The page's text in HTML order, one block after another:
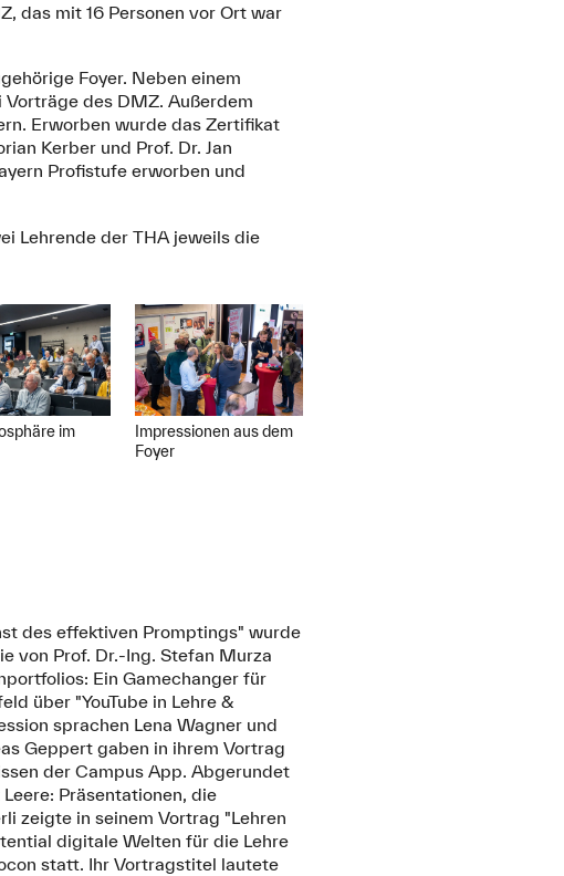
das mit 16 Personen vor Ort war
Foyer. Neben einem
des DMZ. Außerdem
Erworben wurde das Zertifikat
Kerber und Prof. Dr. Jan
Profistufe erworben und
Lehrende der THA jeweils die
im
Impressionen aus dem
Foyer
des effektiven Promptings" wurde
von Prof. Dr.-Ing. Stefan Murza
Ein Gamechanger für
über "YouTube in Lehre &
sprachen Lena Wagner und
Geppert gaben in ihrem Vortrag
der Campus App. Abgerundet
Präsentationen, die
zeigte in seinem Vortrag "Lehren
digitale Welten für die Lehre
statt. Ihr Vortragstitel lautete